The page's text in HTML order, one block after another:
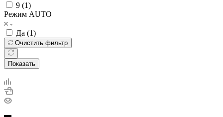
9 (1)
Режим AUTO
Да (1)
Очистить фильтр
Показать